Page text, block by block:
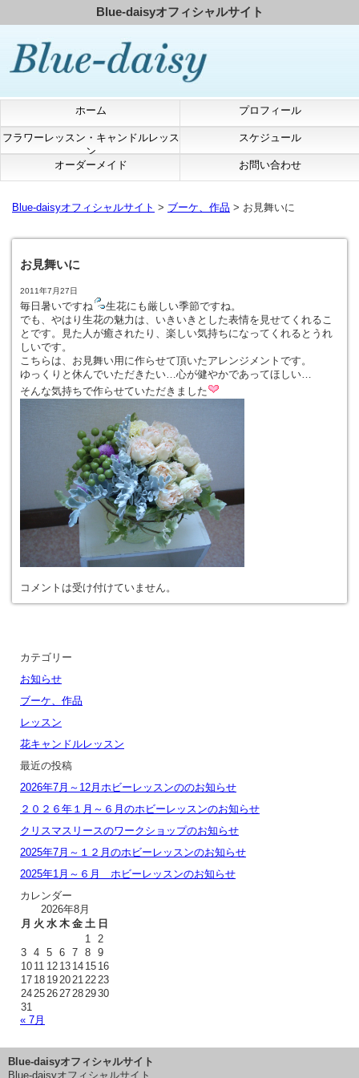
Blue-daisyオフィシャルサイト
ホーム プロフィール
フラワーレッスン・キャンドルレッス
ン
スケジュール
オーダーメイド お問い合わせ
Blue-daisyオフィシャルサイト > ブーケ、作品 > お見舞いに
お見舞いに
2011年7月27日
毎日暑いですね
生花にも厳しい季節ですね。
でも、やはり生花の魅力は、いきいきとした表情を見せてくれるこ
とです。見た人が癒されたり、楽しい気持ちになってくれるとうれ
しいです。
こちらは、お見舞い用に作らせて頂いたアレンジメントです。
ゆっくりと休んでいただきたい…心が健やかであってほしい…
そんな気持ちで作らせていただきました
コメントは受け付けていません。
カテゴリー
お知らせ
ブーケ、作品
レッスン
花キャンドルレッスン
最近の投稿
2026年7月～12月ホビーレッスンののお知らせ
２０２６年１月～６月のホビーレッスンのお知らせ
クリスマスリースのワークショップのお知らせ
2025年7月～１２月のホビーレッスンのお知らせ
2025年1月～６月 ホビーレッスンのお知らせ
カレンダー
2026年8月
月 火 水 木 金 土 日
1 2
3 4 5 6 7 8 9
10 11 12 13 14 15 16
17 18 1920212223
24252627282930
31
« 7月
Blue-daisyオフィシャルサイト
Blue-daisyオフィシャルサイト